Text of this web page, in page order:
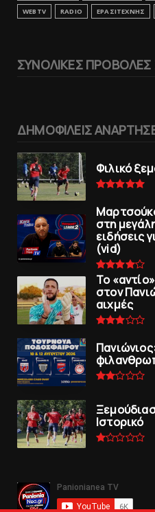
WEBTV
RADIO ΕΡΑΣΙΤΕΧΝΗΣ
ΣΥΝΟΛΙΚΕΣ ΠΡΟΒΟΛΕΣ
ΔΗΜΟΦΙΛΕΙΣ
Φιλικό
στη
ειδήσεις
(vid)
To
στον
αιχμές
Iστορικό